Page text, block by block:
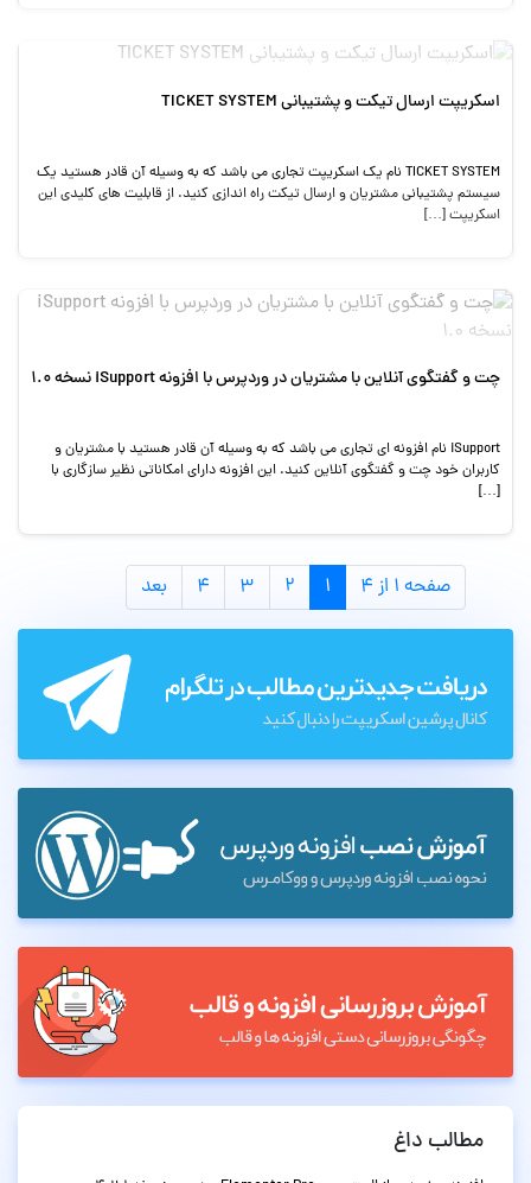
اسکریپت ارسال تیکت و پشتیبانی TICKET SYSTEM
TICKET SYSTEM نام یک اسکریپت تجاری می باشد که به وسیله آن قادر هستید یک
سیستم پشتیبانی مشتریان و ارسال تیکت راه اندازی کنید. از قابلیت های کلیدی این
اسکریپت […]
چت و گفتگوی آنلاین با مشتریان در وردپرس با افزونه iSupport نسخه 1.0
iSupport نام افزونه ای تجاری می باشد که به وسیله آن قادر هستید با مشتریان و
کاربران خود چت و گفتگوی آنلاین کنید. این افزونه دارای امکاناتی نظیر سازگاری با
[…]
صفحه ۱ از ۴ ۱ ۲ ۳ ۴ بعد
مطالب داغ